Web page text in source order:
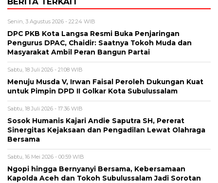
Senin, 3 Agustus 2026 - 22:24 WIB
DPC PKB Kota Langsa Resmi Buka Penjaringan
Pengurus DPAC, Chaidir: Saatnya Tokoh Muda dan
Masyarakat Ambil Peran Bangun Partai
Sabtu, 18 Juli 2026 - 21:08 WIB
Menuju Musda V, Irwan Faisal Peroleh Dukungan Kuat
untuk Pimpin DPD II Golkar Kota Subulussalam
Sabtu, 18 Juli 2026 - 17:36 WIB
Sosok Humanis Kajari Andie Saputra SH, Pererat
Sinergitas Kejaksaan dan Pengadilan Lewat Olahraga
Bersama
Sabtu, 16 Mei 2026 - 00:59 WIB
Ngopi hingga Bernyanyi Bersama, Kebersamaan
Kapolda Aceh dan Tokoh Subulussalam Jadi Sorotan